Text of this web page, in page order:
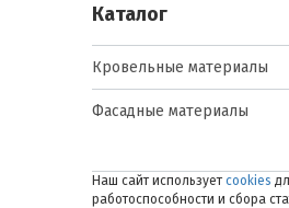
Каталог
Кровельные материалы
Фасадные материалы
Наш сайт использует cookies
работоспособности и сбора